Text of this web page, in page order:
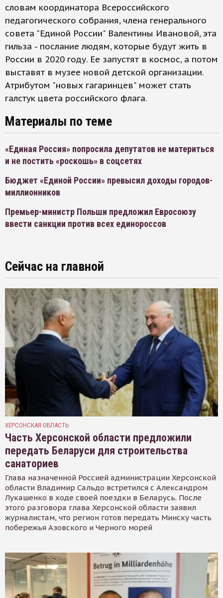
словам координатора Всероссийского
педагогического собрания, члена генерального
совета "Единой России" Валентины Ивановой, эта
гильза - послание людям, которые будут жить в
России в 2020 году. Ее запустят в космос, а потом
выставят в музее новой детской организации.
Атрибутом "новых гагаринцев" может стать
галстук цвета российского флага.
Материалы по теме
«Единая Россия» попросила депутатов не материться
и не постить «роскошь» в соцсетях
Бюджет «Единой России» превысил доходы городов-
миллионников
Премьер-министр Польши предложил Евросоюзу
ввести санкции против всех единороссов
Сейчас на главной
ХЕРСОНСКАЯ ОБЛАСТЬ
Часть Херсонской области предложили
передать Беларуси для строительства
санаториев
Глава назначенной Россией администрации Херсонской
области Владимир Сальдо встретился с Александром
Лукашенко в ходе своей поездки в Беларусь. После
этого разговора глава Херсонской области заявил
журналистам, что регион готов передать Минску часть
побережья Азовского и Черного морей